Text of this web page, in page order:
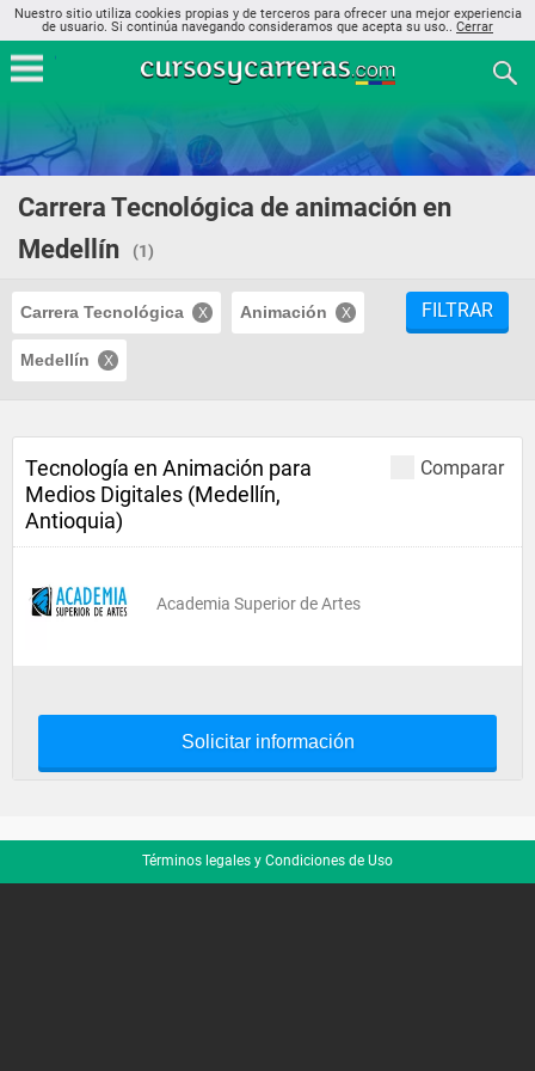
Nuestro sitio utiliza cookies propias y de terceros para ofrecer una mejor experiencia
de usuario. Si continúa navegando consideramos que acepta su uso.. Cerrar
Carrera Tecnológica de animación en
Medellín
(1)
Carrera Tecnológica Animación
Medellín
FILTRAR
Comparar
Tecnología en Animación para
Medios Digitales (Medellín,
Antioquia)
Academia Superior de Artes
Solicitar información
Términos legales y Condiciones de Uso